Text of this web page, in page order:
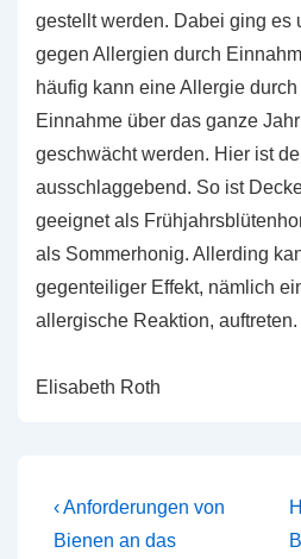
gestellt werden. Dabei ging es
gegen Allergien durch
häufig kann eine Allergie
Einnahme über das ganze
geschwächt werden. Hier ist
ausschlaggebend. So ist
geeignet als
als Sommerhonig. Allerding
gegenteiliger Effekt, nämlich
allergische Reaktion, auftreten.
Elisabeth Roth
Vorheriger
Beitrag
‹ Anforderungen von
Bienen an das